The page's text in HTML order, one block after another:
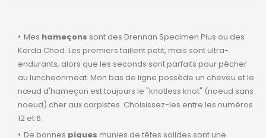
Mes hameçons sont des Drennan Specimen Plus ou des
Korda Chod. Les premiers taillent petit, mais sont ultra-
endurants, alors que les seconds sont parfaits pour pêcher
au luncheonmeat. Mon bas de ligne possède un cheveu et le
nœud d'hameçon est toujours le "knotless knot" (noeud sans
noeud) cher aux carpistes. Choisissez-les entre les numéros
12 et 6.
De bonnes piques munies de têtes solides sont une